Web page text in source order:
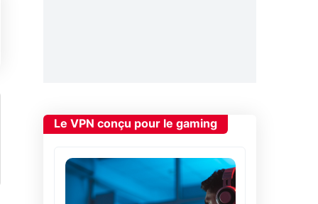
Le VPN conçu pour le gaming